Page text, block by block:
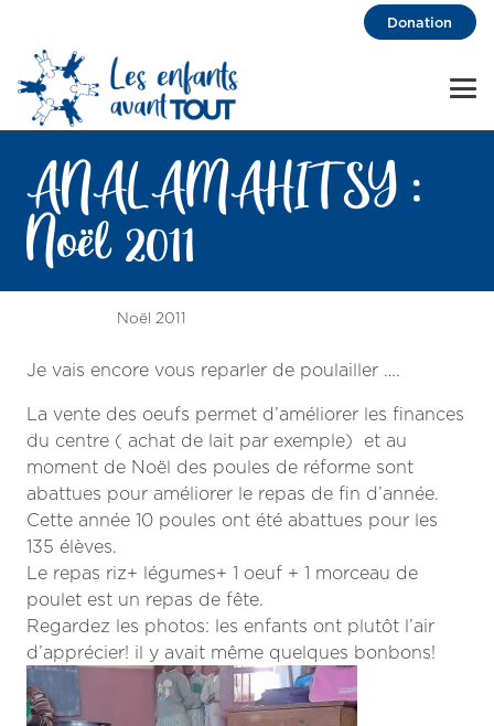
Donation
ANALAMAHITSY :
Noël 2011
Noël 2011
Je vais encore vous reparler de poulailler ….
La vente des oeufs permet d’améliorer les finances
du centre ( achat de lait par exemple) et au
moment de Noël des poules de réforme sont
abattues pour améliorer le repas de fin d’année.
Cette année 10 poules ont été abattues pour les
135 élèves.
Le repas riz+ légumes+ 1 oeuf + 1 morceau de
poulet est un repas de fête.
Regardez les photos: les enfants ont plutôt l’air
d’apprécier! il y avait même quelques bonbons!